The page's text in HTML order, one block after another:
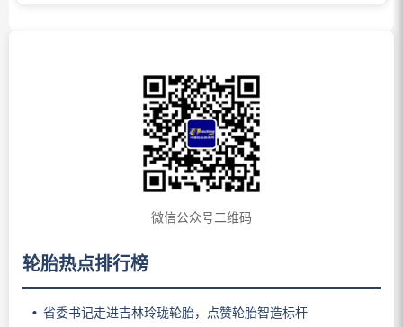
微信公众号二维码
轮胎热点排行榜
省委书记走进吉林玲珑轮胎，点赞轮胎智造标杆